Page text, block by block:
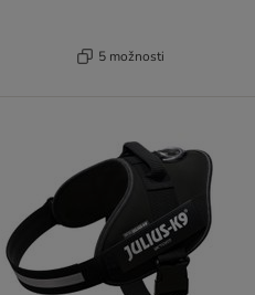
5 možnosti